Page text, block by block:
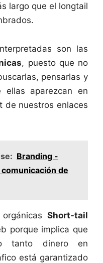
largo que el longtail
son las
, puesto que no
pensarlas y
ellas aparezcan en
de nuestros enlaces
Branding -
de
Short-tail
porque implica que
tanto dinero en
está garantizado